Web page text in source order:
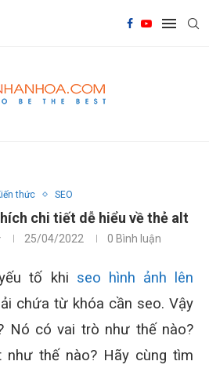
thức SEO
chi tiết dễ hiểu về thẻ alt
25/04/2022 0 Bình luận
tố khi seo hình ảnh lên
chứa từ khóa cần seo. Vậy
Nó có vai trò như thế nào?
thế nào? Hãy cùng tìm